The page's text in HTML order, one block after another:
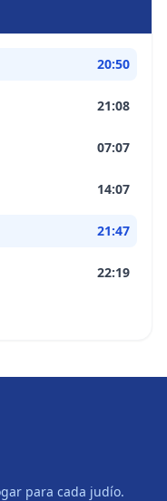
20:50
21:08
07:07
14:07
21:47
22:19
para cada judío.